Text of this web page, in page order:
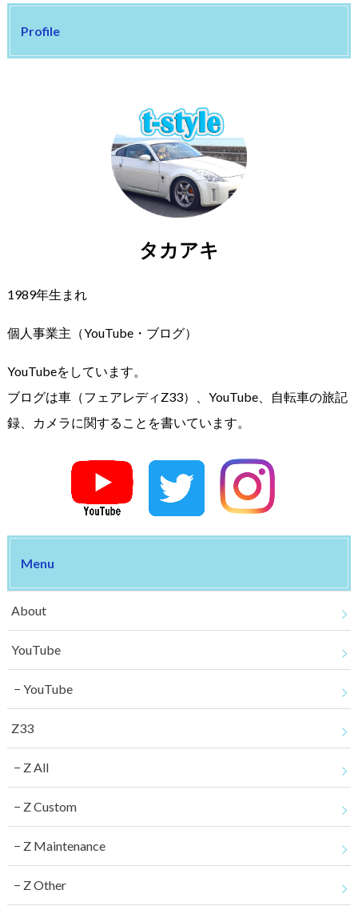
Profile
タカアキ
1989年生まれ
個人事業主（YouTube・ブログ）
YouTubeをしています。
ブログは車（フェアレディZ33）、YouTube、自転車の旅記
録、カメラに関することを書いています。
Menu
About
YouTube
YouTube
Z33
Z All
Z Custom
Z Maintenance
Z Other